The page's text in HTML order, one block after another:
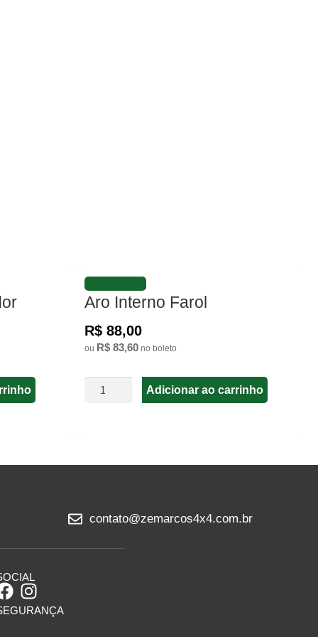
Aro Interno Farol
R$ 88,00
ou R$ 83,60no boleto
Adicionar ao carrinho
contato@zemarcos4x4.com.br